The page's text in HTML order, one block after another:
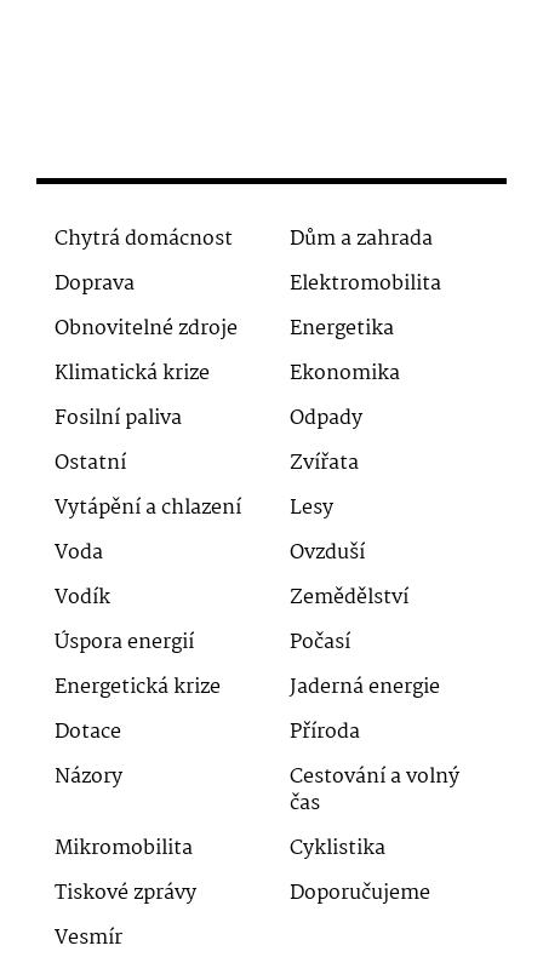
Chytrá domácnost
Dům a zahrada
Doprava
Elektromobilita
Obnovitelné zdroje
Energetika
Klimatická krize
Ekonomika
Fosilní paliva
Odpady
Ostatní
Zvířata
Vytápění a chlazení
Lesy
Voda
Ovzduší
Vodík
Zemědělství
Úspora energií
Počasí
Energetická krize
Jaderná energie
Dotace
Příroda
Názory
Cestování a volný
čas
Mikromobilita
Cyklistika
Tiskové zprávy
Doporučujeme
Vesmír